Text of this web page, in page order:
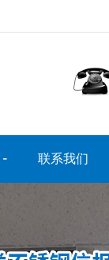
联系我们